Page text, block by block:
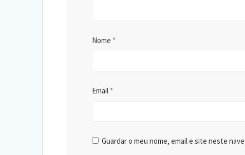
Nome *
Email *
Guardar o meu nome, email e site neste